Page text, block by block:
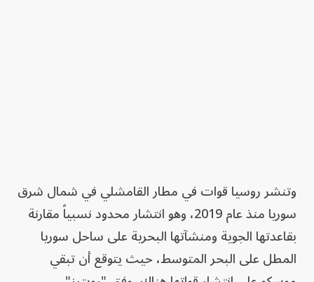
وتنشر روسيا قوات في مطار القامشلي في شمال شرق
سوريا منذ عام 2019، وهو انتشار محدود نسبياً مقارنة
بقاعدتها الجوية ومنشآتها البحرية على ساحل سوريا
المطل على البحر المتوسط، حيث يتوقع أن تبقي